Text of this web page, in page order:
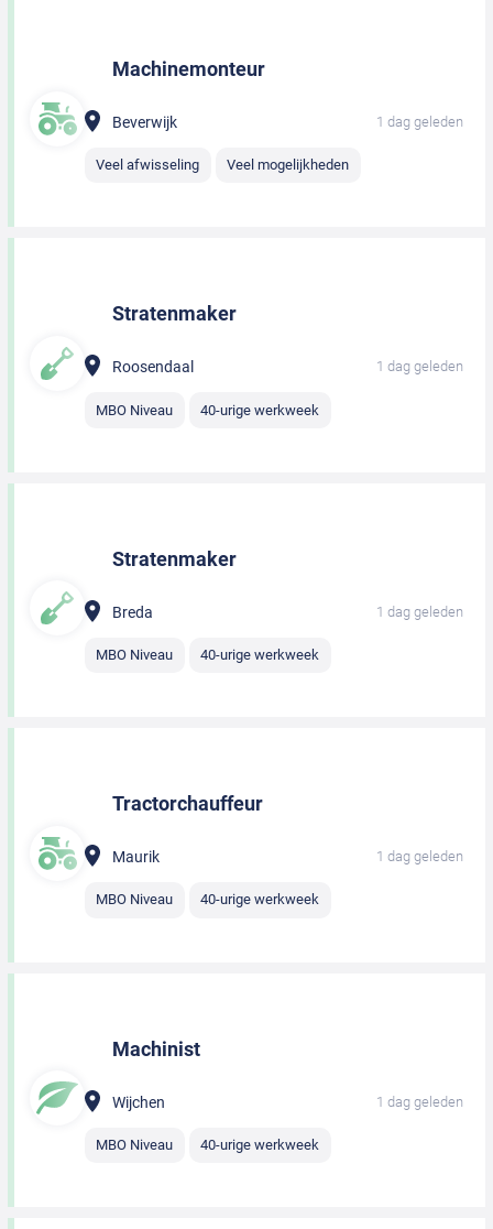
Machinemonteur
Beverwijk 1 dag geleden
Veel afwisseling Veel mogelijkheden
Stratenmaker
Roosendaal 1 dag geleden
MBO Niveau 40-urige werkweek
Stratenmaker
Breda 1 dag geleden
MBO Niveau 40-urige werkweek
Tractorchauffeur
Maurik 1 dag geleden
MBO Niveau 40-urige werkweek
Machinist
Wijchen 1 dag geleden
MBO Niveau 40-urige werkweek